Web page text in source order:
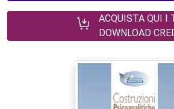
ACQUISTA QUI I
DOWNLOAD